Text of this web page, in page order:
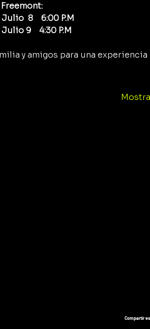
8    6:00 P.M
9    4:30 P.M
y amigos para una
Compartir